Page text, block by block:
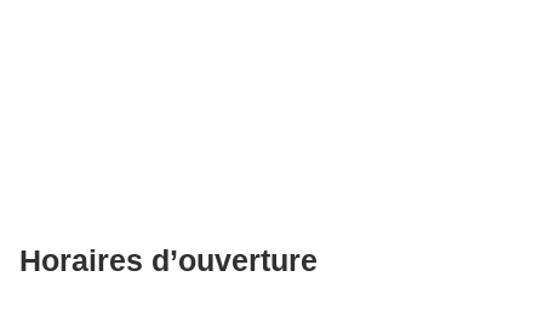
Horaires d’ouverture